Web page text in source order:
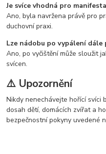
Je svíce vhodná pro
Ano, byla navržena právě pro
duchovní praxi.
Lze nádobu po vypálení dále
Ano, po vyčištění může sloužit
svícen.
⚠️ Upozornění
Nikdy nenechávejte hořící svíci
dosah dětí, domácích zvířat a
bezpečnostní pokyny uvedené